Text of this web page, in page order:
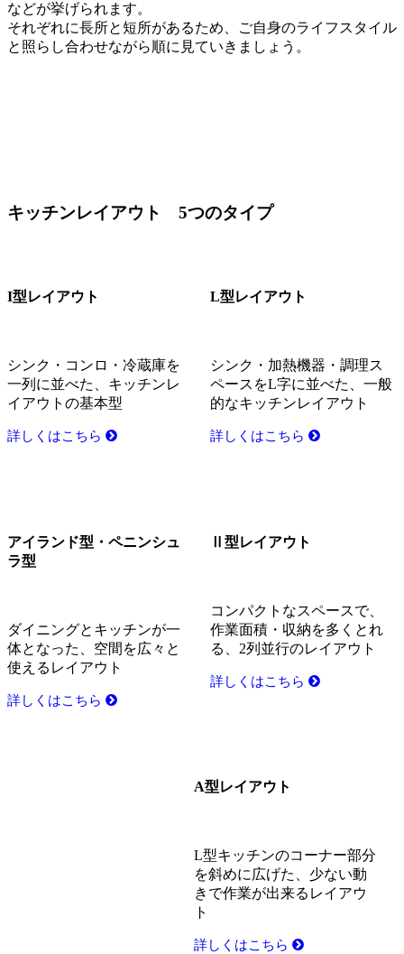
などが挙げられます。
それぞれに長所と短所があるため、ご自身のライフスタイル
と照らし合わせながら順に見ていきましょう。
キッチンレイアウト 5つのタイプ
I型レイアウト
シンク・コンロ・冷蔵庫を
一列に並べた、キッチンレ
イアウトの基本型
詳しくはこちら
L型レイアウト
シンク・加熱機器・調理ス
ペースをL字に並べた、一般
的なキッチンレイアウト
詳しくはこちら
アイランド型・ペニンシュ
ラ型
ダイニングとキッチンが一
体となった、空間を広々と
使えるレイアウト
詳しくはこちら
Ⅱ型レイアウト
コンパクトなスペースで、
作業面積・収納を多くとれ
る、2列並行のレイアウト
詳しくはこちら
A型レイアウト
L型キッチンのコーナー部分
を斜めに広げた、少ない動
きで作業が出来るレイアウ
ト
詳しくはこちら